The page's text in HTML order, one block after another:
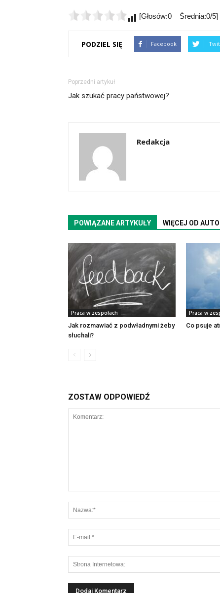
[Głosów:0 Średnia:0/5]
PODZIEL SIĘ Facebook
Poprzedni artykuł
Jak szukać pracy państwowej?
Redakcja
POWIĄZANE ARTYKUŁY WIĘCEJ OD
Praca w zespołach
Jak rozmawiać z podwładnymi żeby
słuchali?
Praca w
Co psuje
ZOSTAW ODPOWIEDŹ